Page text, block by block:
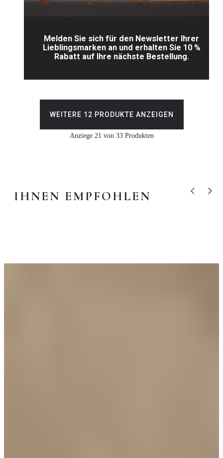
Melden Sie sich für den Newsletter Ihrer
Lieblingsmarken an und erhalten Sie 10 %
Rabatt auf Ihre nächste Bestellung.
WEITERE 12 PRODUKTE ANZEIGEN
Anziege 21 von 33 Produkten
IHNEN EMPFOHLEN Vorheriges